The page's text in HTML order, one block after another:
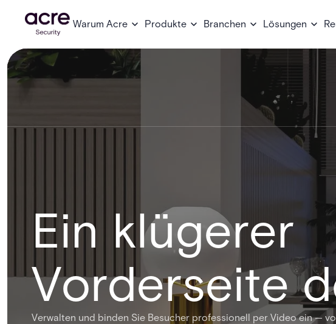
Warum Acre Produkte Branchen Lösungen
Ein klügerer
Vorderseite
Verwalten und binden Sie Besucher professionell per Video ein —